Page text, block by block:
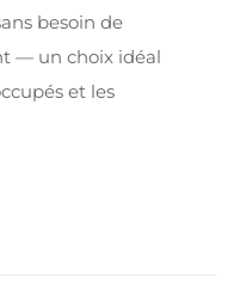
besoin de
— un choix idéal
et les